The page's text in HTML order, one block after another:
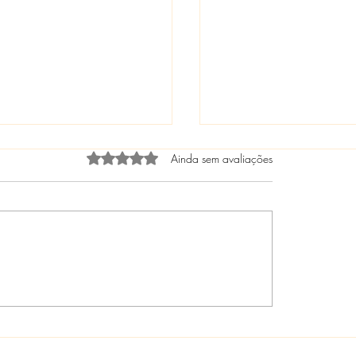
Lima Fortalece o
Avaliado com 0 de 5 estrelas.
Ainda sem avaliações